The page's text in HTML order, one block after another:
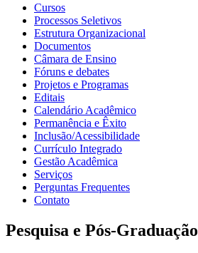
Cursos
Processos Seletivos
Estrutura Organizacional
Documentos
Câmara de Ensino
Fóruns e debates
Projetos e Programas
Editais
Calendário Acadêmico
Permanência e Êxito
Inclusão/Acessibilidade
Currículo Integrado
Gestão Acadêmica
Serviços
Perguntas Frequentes
Contato
Pesquisa e Pós-Graduação